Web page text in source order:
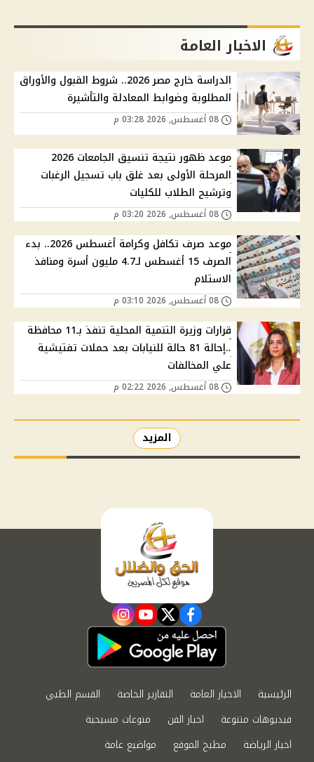
الاخبار العامة
الدراسة خارج مصر 2026.. شروط القبول والأوراق
المطلوبة وضوابط المعادلة والتأشيرة
موعد ظهور نتيجة تنسيق الجامعات 2026
المرحلة الأولى بعد غلق باب تسجيل الرغبات
وترشيح الطلاب للكليات
موعد صرف تكافل وكرامة أغسطس 2026.. بدء
الصرف 15 أغسطس لـ4.7 مليون أسرة ومنافذ
الاستلام
قرارات وزيرة التنمية المحلية تنفذ بـ11 محافظة
..إحالة 81 حالة للنيابات بعد حملات تفتيشية
علي المخالفات
المزيد
facebook
twitter
youtube
instagram
الرئيسية الاخبار العامة التقارير الخاصة
القسم الطبي
فيديوهات متنوعة
اخبار الفن
منوعات مسيحية
اخبار الرياضة
مطبخ الموقع
مواضيع عامة